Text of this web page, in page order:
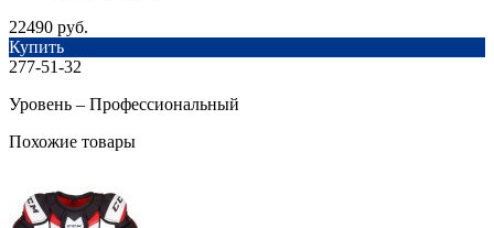
22490 руб.
Купить
277-51-32
Уровень – Профессиональный
Похожие товары